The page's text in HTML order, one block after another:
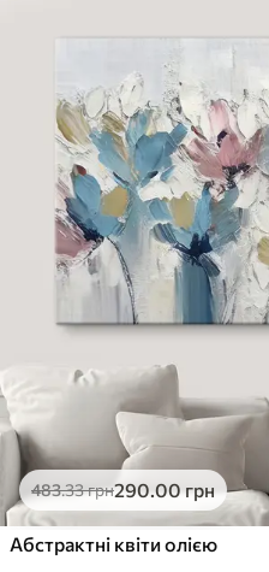
483.33грн290.00грн
Абстрактні квіти олією